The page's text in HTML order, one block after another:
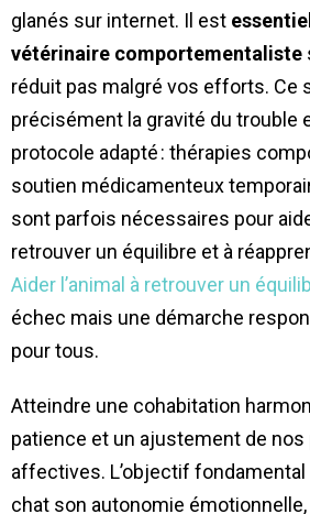
glanés sur internet. Il est
vétérinaire comportementaliste
réduit pas malgré vos efforts. Ce
précisément la gravité du trouble
protocole adapté : thérapies
soutien médicamenteux
sont parfois nécessaires pour
retrouver un équilibre et à
Aider l’animal à retrouver un
échec mais une démarche
pour tous.
Atteindre une cohabitation
patience et un ajustement de
affectives. L’objectif
chat son autonomie émotionnelle,